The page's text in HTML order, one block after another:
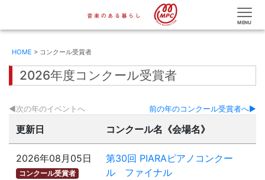
HOME > コンクール受賞者
2026年度コンクール受賞者
次の年のイベントへ 前の年のコンクール受賞者へ
更新日 コンクール名《会場名》
2026年08月05日
コンクール受賞者
第30回 PIARAピアノコンクー
ル ファイナル